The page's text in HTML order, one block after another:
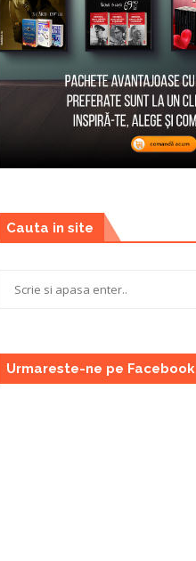
Cauta in site
Urmareste-ne pe Facebook